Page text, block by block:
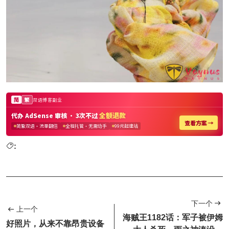
:
上一个
好照片，从来不靠昂贵设备
下一个
海贼王1182话：军子被伊姆